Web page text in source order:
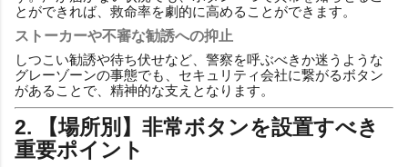
とができれば、救命率を劇的に高めることができます。
ストーカーや不審な勧誘への抑止
しつこい勧誘や待ち伏せなど、警察を呼ぶべきか迷うような
グレーゾーンの事態でも、セキュリティ会社に繋がるボタン
があることで、精神的な支えとなります。
2. 【場所別】非常ボタンを設置すべき
重要ポイント